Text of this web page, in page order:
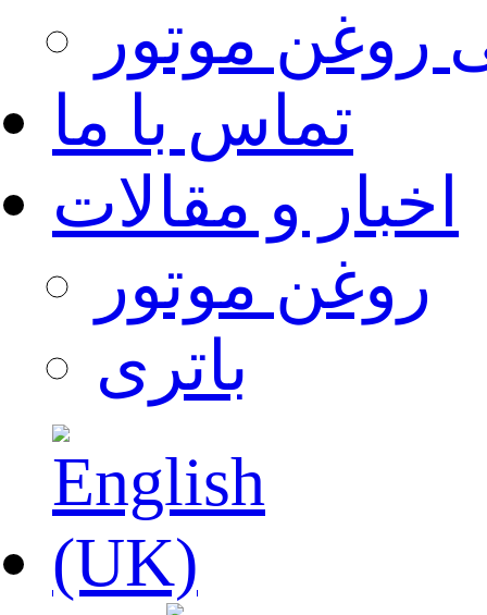
روغن موتور
تماس با ما
اخبار و مقالات
روغن موتور
باتری